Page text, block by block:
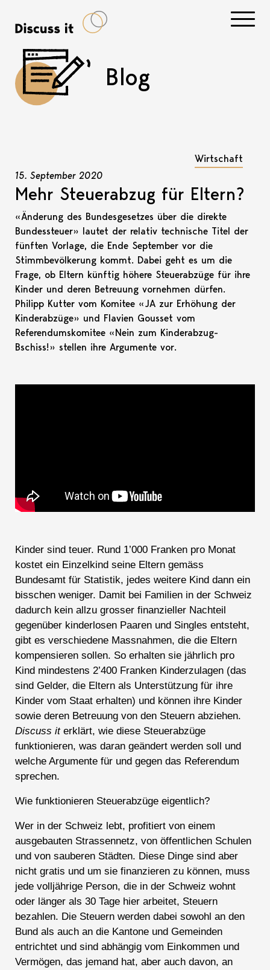
Blog
Wirtschaft
15. September 2020
Mehr Steuerabzug für Eltern?
«Änderung des Bundesgesetzes über die direkte
Bundessteuer» lautet der relativ technische Titel der
fünften Vorlage, die Ende September vor die
Stimmbevölkerung kommt. Dabei geht es um die
Frage, ob Eltern künftig höhere Steuerabzüge für ihre
Kinder und deren Betreuung vornehmen dürfen.
Philipp Kutter vom Komitee «JA zur Erhöhung der
Kinderabzüge» und Flavien Gousset vom
Referendumskomitee «Nein zum Kinderabzug-
Bschiss!» stellen ihre Argumente vor.
Kinder sind teuer. Rund 1’000 Franken pro Monat
kostet ein Einzelkind seine Eltern gemäss
Bundesamt für Statistik, jedes weitere Kind dann ein
bisschen weniger. Damit bei Familien in der Schweiz
dadurch kein allzu grosser finanzieller Nachteil
gegenüber kinderlosen Paaren und Singles entsteht,
gibt es verschiedene Massnahmen, die die Eltern
kompensieren sollen. So erhalten sie jährlich pro
Kind mindestens 2’400 Franken Kinderzulagen (das
sind Gelder, die Eltern als Unterstützung für ihre
Kinder vom Staat erhalten) und können ihre Kinder
sowie deren Betreuung von den Steuern abziehen.
Discuss iterklärt, wie diese Steuerabzüge
funktionieren, was daran geändert werden soll und
welche Argumente für und gegen das Referendum
sprechen.
Wie funktionieren Steuerabzüge eigentlich?
Wer in der Schweiz lebt, profitiert von einem
ausgebauten Strassennetz, von öffentlichen Schulen
und von sauberen Städten. Diese Dinge sind aber
nicht gratis und um sie finanzieren zu können, muss
jede volljährige Person, die in der Schweiz wohnt
oder länger als 30 Tage hier arbeitet, Steuern
bezahlen. Die Steuern werden dabei sowohl an den
Bund als auch an die Kantone und Gemeinden
entrichtet und sind abhängig vom Einkommen und
Vermögen, das jemand hat, aber auch davon, an